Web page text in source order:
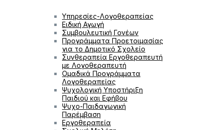
Υπηρεσίες-Λογοθεραπείας
Ειδική Αγωγή
Συμβουλευτική Γονέων
Προγράμματα Προετοιμασίας
για το Δημοτικό Σχολείο
Συνθεραπεία Εργοθεραπευτή
με Λογοθεραπευτή
Ομαδικά Προγράμματα
Λογοθεραπείας
Ψυχολογική Υποστήριξη
Παιδιού και Εφήβου
Ψυχο-Παιδαγωγική
Παρέμβαση
Εργοθεραπεία